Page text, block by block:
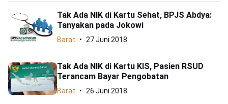
Tak Ada NIK di Kartu Sehat, BPJS Abdya:
Tanyakan pada Jokowi
Barat 27 Juni 2018
Tak Ada NIK di Kartu KIS, Pasien RSUD
Terancam Bayar Pengobatan
Barat 26 Juni 2018